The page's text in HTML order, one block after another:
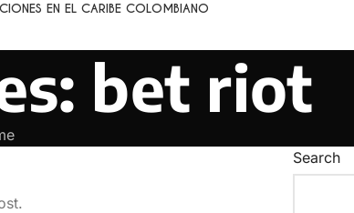
EN EL CARIBE COLOMBIANO
bet riot
Search